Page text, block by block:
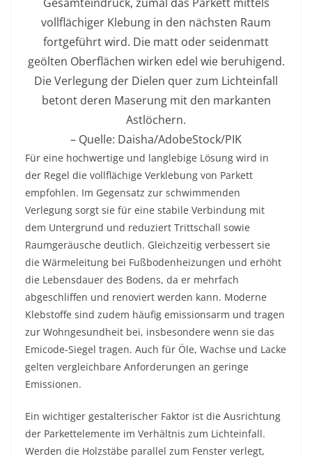
vollflächiger Klebung in den nächsten Raum
fortgeführt wird. Die matt oder seidenmatt
geölten Oberflächen wirken edel wie beruhigend.
Die Verlegung der Dielen quer zum Lichteinfall
betont deren Maserung mit den markanten
Astlöchern.
– Quelle: Daisha/AdobeStock/PIK
Für eine hochwertige und langlebige Lösung wird in
der Regel die vollflächige Verklebung von Parkett
empfohlen. Im Gegensatz zur schwimmenden
Verlegung sorgt sie für eine stabile Verbindung mit
dem Untergrund und reduziert Trittschall sowie
Raumgeräusche deutlich. Gleichzeitig verbessert sie
die Wärmeleitung bei Fußbodenheizungen und erhöht
die Lebensdauer des Bodens, da er mehrfach
abgeschliffen und renoviert werden kann. Moderne
Klebstoffe sind zudem häufig emissionsarm und tragen
zur Wohngesundheit bei, insbesondere wenn sie das
Emicode-Siegel tragen. Auch für Öle, Wachse und Lacke
gelten vergleichbare Anforderungen an geringe
Emissionen.
Ein wichtiger gestalterischer Faktor ist die Ausrichtung
der Parkettelemente im Verhältnis zum Lichteinfall.
Werden die Holzstäbe parallel zum Fenster verlegt,